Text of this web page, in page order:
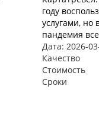
году
услугами, но
пандемия
Дата: 2026-
Качество
Стоимость
Сроки